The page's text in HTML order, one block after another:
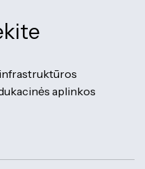
aplinkos